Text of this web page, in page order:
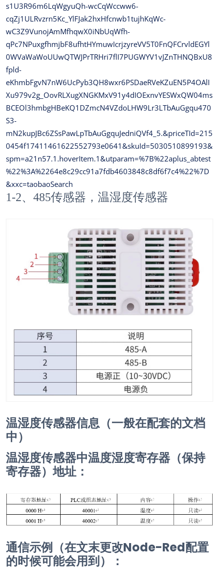
s1U3R96m6LqWgyuQh-wcCqWccww6-
cqZj1ULRvzrn5Kc_YlFJak2hxHfcnwb1tujhKqWc-
wC3Z9VunojAmMfhqwX0iNbUqWfh-
qPc7NPuxgfhmjbF8ufhtHYmuwIcrjzyreVV5T0FnQFCrvldEGYl
0WVaWaWoUUwQTWJPrTRHri7flI7PUGWYV1vJZnTHNQBxU8
fpld-
eKhmbFgvN7nW6UcPyb3QH8wxr6PSDaeRVeKZuEN5P4OAlI
Xu979v2g_OovRLXugXNGKMxV91y4dIOExnvYESWxQW04ms
BCEOl3hmbgHBeKQ1DZmcN4VZdoLHW9Lr3LTbAuGgqu470
S3-
mN2kupJBc6ZSsPawLpTbAuGgquJedniQVf4_5.&priceTId=215
0454f17411461622552793e0641&skuId=5030510899193&
spm=a21n57.1.hoverItem.1&utparam=%7B%22aplus_abtest
%22%3A%2264e8c29cc91a7fdb4603848c8df6f7c4%22%7D
&xxc=taobaoSearch
1-2、485传感器，温湿度传感器
温湿度传感器信息（一般在配套的文档
中）
温湿度传感器中温度湿度寄存器（保持
寄存器）地址：
通信示例（在文末更改Node-Red配置
的时候可能会用到）：